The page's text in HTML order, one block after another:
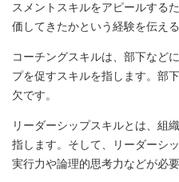
スメントスキルをアピールする
価してきたかという経験を伝え
コーチングスキルは、部下など
プを促すスキルを指します。部
欠です。
リーダーシップスキルとは、組
指します。そして、リーダーシ
実行力や論理的思考力などが必要